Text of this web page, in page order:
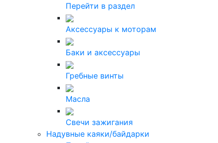
Перейти в раздел
Аксессуары к моторам
Баки и аксессуары
Гребные винты
Масла
Свечи зажигания
Надувные каяки/байдарки